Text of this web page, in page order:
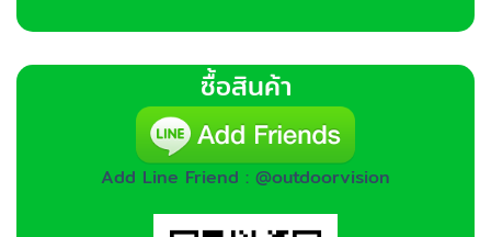
ซื้อสินค้า
Add Line Friend : @outdoorvision